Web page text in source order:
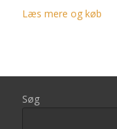
Læs mere og køb
Søg